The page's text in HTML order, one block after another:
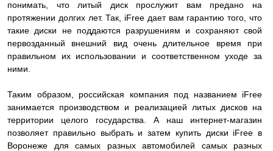
понимать, что литый диск прослужит вам предано на
протяжении долгих лет. Так, iFree дает вам гарантию того, что
такие диски не поддаются разрушениям и сохраняют свой
первозданный внешний вид очень длительное время при
правильном их использовании и соответственном уходе за
ними.
Таким образом, российская компания под названием iFree
занимается производством и реализацией литых дисков на
территории целого государства. А наш интернет-магазин
позволяет правильно выбрать и затем купить диски iFree в
Воронеже для самых разных автомобилей самых разных